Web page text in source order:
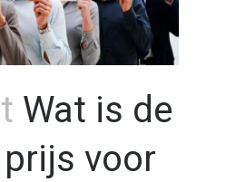
Wat is de
voor